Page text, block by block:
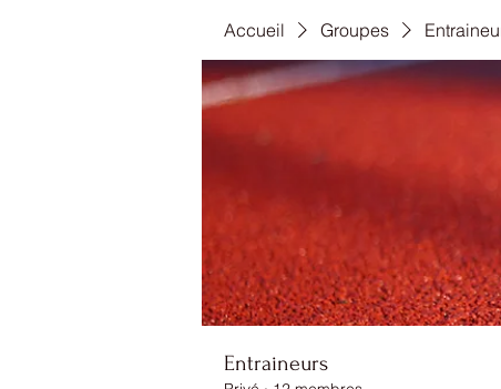
Accueil Groupes
Entraineurs